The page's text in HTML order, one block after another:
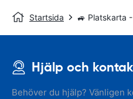
Startsida 🚙 Platskarta
Hjälp och
Behöver du hjälp? Vänligen